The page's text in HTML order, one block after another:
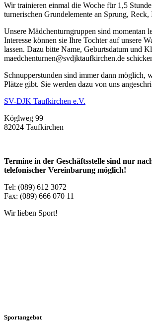
Wir trainieren einmal die Woche für 1,5
turnerischen Grundelemente an Sprung,
Unsere Mädchenturngruppen sind momentan
Interesse können sie Ihre Tochter auf unsere
lassen. Dazu bitte Name, Geburtsdatum und
maedchenturnen@svdjktaufkirchen.de
Schnupperstunden sind immer dann möglich,
Plätze gibt. Sie werden dazu von uns
SV-DJK Taufkirchen e.V.
Köglweg 99
82024 Taufkirchen
Termine in der Geschäftsstelle sind nur
telefonischer Vereinbarung möglich!
Tel: (089) 612 3072
Fax: (089) 666 070 11
Wir lieben Sport!
Sportangebot